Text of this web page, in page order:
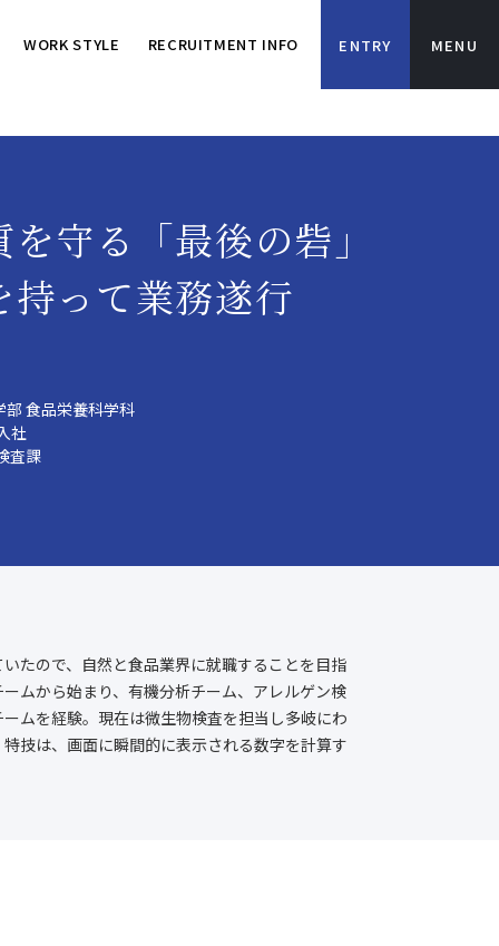
WORK STYLE RECRUITMENT INFO ENTRY
守る「最後の砦」
持って業務遂行
部 食品栄養科学科
社
査課
たので、自然と食品業界に就職することを目指
ムから始まり、有機分析チーム、アレルゲン検
ムを経験。現在は微生物検査を担当し多岐にわ
技は、画面に瞬間的に表示される数字を計算す